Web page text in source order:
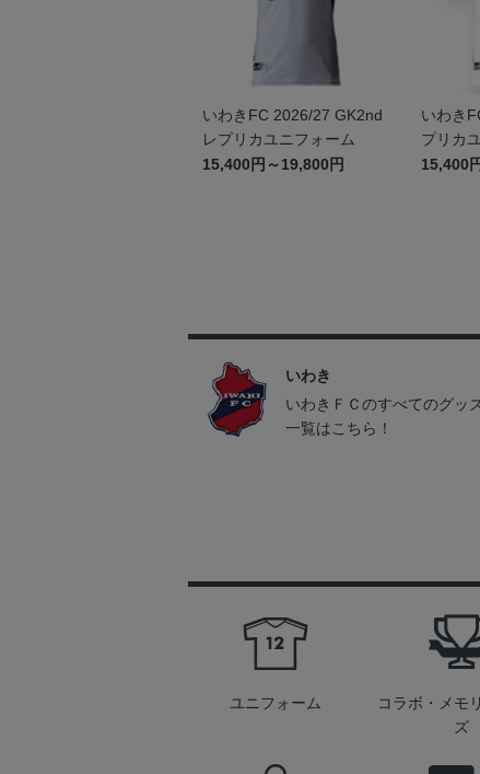
いわきFC 2026/27 GK2nd
レプリカユニフォーム
15,400円～19,800円
いわき
プリカ
15,400
いわき
いわきＦＣのすべてのグッ
一覧はこちら！
ユニフォーム
コラボ・メモ
ズ